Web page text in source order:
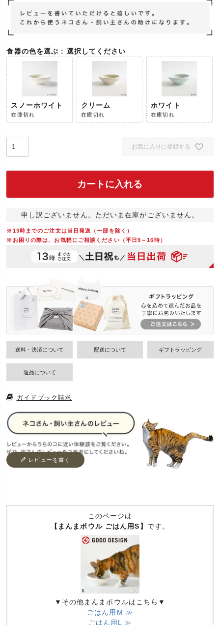
食器の色を選ぶ 選択してください
スノーホワイト
在庫切れ
クリーム
在庫切れ
ホワイト
在庫切れ
お気に入りに登録する
カートに入れる
申し訳ございません。ただいま在庫がございません。
※13時までのご注文は当日発送（一部を除く）
※お困りの際は、お気軽にご相談ください（平日9～16時）
送料・決済について 配送について ギフトラッピング
返品について
ガイドブック請求
レビューを書く
このページは
【まんまボウル ごはん用S】 です。
▼その他まんまボウルはこちら▼
ごはん用M ≫
ごはん用L ≫